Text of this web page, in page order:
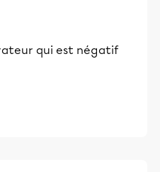
qui est négatif